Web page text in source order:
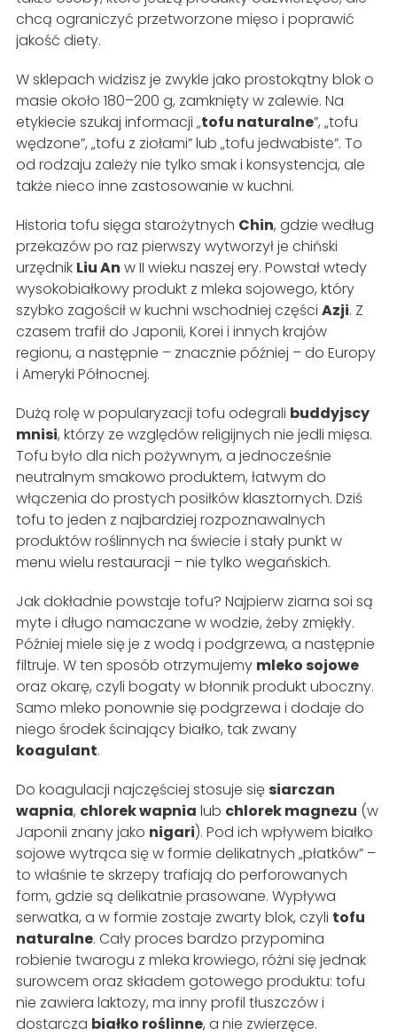
chcą ograniczyć przetworzone mięso i poprawić
jakość diety.
W sklepach widzisz je zwykle jako prostokątny blok o
masie około 180–200 g, zamknięty w zalewie. Na
etykiecie szukaj informacji „tofu naturalne”, „tofu
wędzone”, „tofu z ziołami” lub „tofu jedwabiste”. To
od rodzaju zależy nie tylko smak i konsystencja, ale
także nieco inne zastosowanie w kuchni.
Historia tofu sięga starożytnych Chin, gdzie według
przekazów po raz pierwszy wytworzył je chiński
urzędnik Liu An w II wieku naszej ery. Powstał wtedy
wysokobiałkowy produkt z mleka sojowego, który
szybko zagościł w kuchni wschodniej części Azji. Z
czasem trafił do Japonii, Korei i innych krajów
regionu, a następnie – znacznie później – do Europy
i Ameryki Północnej.
Dużą rolę w popularyzacji tofu odegrali buddyjscy
mnisi, którzy ze względów religijnych nie jedli mięsa.
Tofu było dla nich pożywnym, a jednocześnie
neutralnym smakowo produktem, łatwym do
włączenia do prostych posiłków klasztornych. Dziś
tofu to jeden z najbardziej rozpoznawalnych
produktów roślinnych na świecie i stały punkt w
menu wielu restauracji – nie tylko wegańskich.
Jak dokładnie powstaje tofu? Najpierw ziarna soi są
myte i długo namaczane w wodzie, żeby zmiękły.
Później miele się je z wodą i podgrzewa, a następnie
filtruje. W ten sposób otrzymujemy mleko sojowe
oraz okarę, czyli bogaty w błonnik produkt uboczny.
Samo mleko ponownie się podgrzewa i dodaje do
niego środek ścinający białko, tak zwany
koagulant.
Do koagulacji najczęściej stosuje sięsiarczan
wapnia, chlorek wapnia lub chlorek magnezu (w
Japonii znany jako nigari). Pod ich wpływem białko
sojowe wytrąca się w formie delikatnych „płatków” –
to właśnie te skrzepy trafiają do perforowanych
form, gdzie są delikatnie prasowane. Wypływa
serwatka, a w formie zostaje zwarty blok, czyli tofu
naturalne. Cały proces bardzo przypomina
robienie twarogu z mleka krowiego, różni się jednak
surowcem oraz składem gotowego produktu: tofu
nie zawiera laktozy, ma inny profil tłuszczów i
dostarcza białko roślinne, a nie zwierzęce.